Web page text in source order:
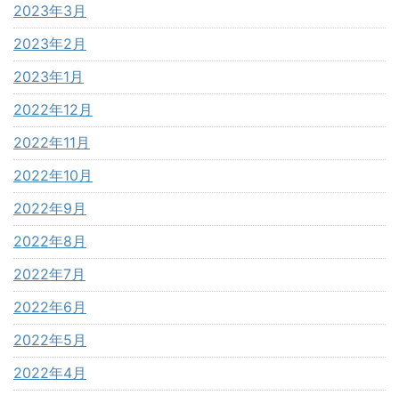
2023年3月
2023年2月
2023年1月
2022年12月
2022年11月
2022年10月
2022年9月
2022年8月
2022年7月
2022年6月
2022年5月
2022年4月